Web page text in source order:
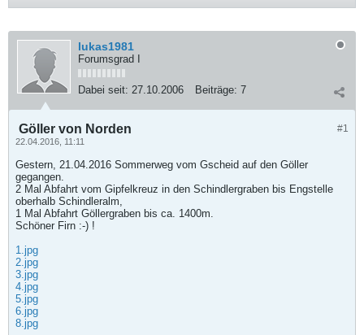
lukas1981
Forumsgrad I
Dabei seit: 27.10.2006 Beiträge: 7
#1
Göller von Norden
22.04.2016, 11:11
Gestern, 21.04.2016 Sommerweg vom Gscheid auf den Göller
gegangen.
2 Mal Abfahrt vom Gipfelkreuz in den Schindlergraben bis Engstelle
oberhalb Schindleralm,
1 Mal Abfahrt Göllergraben bis ca. 1400m.
Schöner Firn :-) !
1.jpg
2.jpg
3.jpg
4.jpg
5.jpg
6.jpg
8.jpg